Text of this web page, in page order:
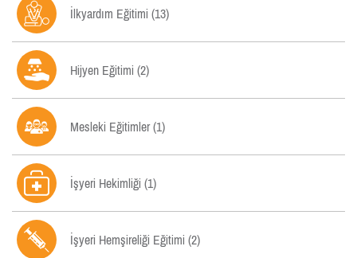
 İlkyardım Eğitimi (13)
 Hijyen Eğitimi (2)
 Mesleki Eğitimler (1)
 İşyeri Hekimliği (1)
 İşyeri Hemşireliği Eğitimi (2)